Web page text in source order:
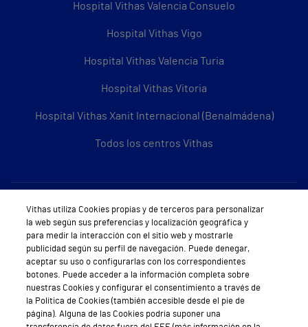
Hospital Vithas Valencia Consuelo
Hospital Vithas Vigo
Hospital Vithas Valencia Turia
Hospital Vithas Vitoria
Hospital Vithas Xanit Internacional (Benalmádena)
Todos los centros Vithas
Sobre Vithas
Quiénes somos
Trabajar en Vithas
Teléfono Cita Médica
Teléfono Atención al Cliente
Vithas utiliza Cookies propias y de terceros para personalizar
la web según sus preferencias y localización geográfica y
para medir la interacción con el sitio web y mostrarle
publicidad según su perfil de navegación. Puede denegar,
aceptar su uso o configurarlas con los correspondientes
botones. Puede acceder a la información completa sobre
nuestras Cookies y configurar el consentimiento a través de
la Política de Cookies (también accesible desde el pie de
página). Alguna de las Cookies podría suponer una